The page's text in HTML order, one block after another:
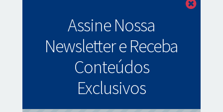
Assine Nossa
Newsletter e Receba
Conteúdos
Exclusivos
Fechar